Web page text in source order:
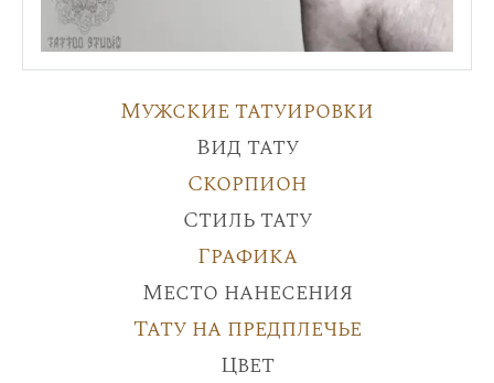
Мужские татуировки
Вид тату
Скорпион
Стиль тату
Графика
Место нанесения
Тату на предплечье
Цвет